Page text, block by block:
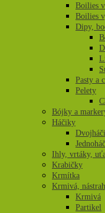
Boilies
Boilies
Dipy,
Pasty a
Pelety
Bójky a
Háčiky
Ihly, vrtáky,
Krabičky
Krmítka
Krmivá,
Krmivá
Partikel